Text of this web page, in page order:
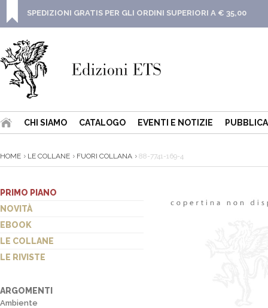
SPEDIZIONI GRATIS PER GLI ORDINI SUPERIORI A € 35,00
CHI SIAMO CATALOGO EVENTI E NOTIZIE
HOME LE COLLANE FUORI COLLANA 88-7741-169-4
PRIMO PIANO
NOVITÀ
EBOOK
LE COLLANE
LE RIVISTE
ARGOMENTI
Ambiente